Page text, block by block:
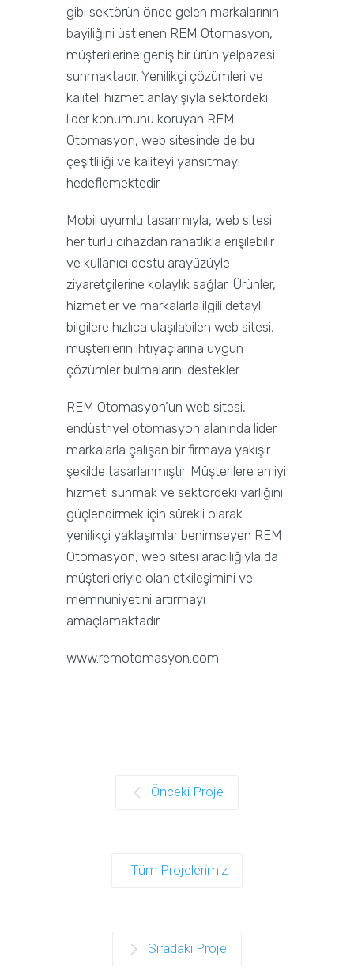
gibi sektörün önde gelen markalarının
bayiliğini üstlenen REM Otomasyon,
müşterilerine geniş bir ürün yelpazesi
sunmaktadır. Yenilikçi çözümleri ve
kaliteli hizmet anlayışıyla sektördeki
lider konumunu koruyan REM
Otomasyon, web sitesinde de bu
çeşitliliği ve kaliteyi yansıtmayı
hedeflemektedir.
Mobil uyumlu tasarımıyla, web sitesi
her türlü cihazdan rahatlıkla erişilebilir
ve kullanıcı dostu arayüzüyle
ziyaretçilerine kolaylık sağlar. Ürünler,
hizmetler ve markalarla ilgili detaylı
bilgilere hızlıca ulaşılabilen web sitesi,
müşterilerin ihtiyaçlarına uygun
çözümler bulmalarını destekler.
REM Otomasyon’un web sitesi,
endüstriyel otomasyon alanında lider
markalarla çalışan bir firmaya yakışır
şekilde tasarlanmıştır. Müşterilere en iyi
hizmeti sunmak ve sektördeki varlığını
güçlendirmek için sürekli olarak
yenilikçi yaklaşımlar benimseyen REM
Otomasyon, web sitesi aracılığıyla da
müşterileriyle olan etkileşimini ve
memnuniyetini artırmayı
amaçlamaktadır.
www.remotomasyon.com
Önceki Proje
Tüm Projelerimiz
Sıradaki Proje